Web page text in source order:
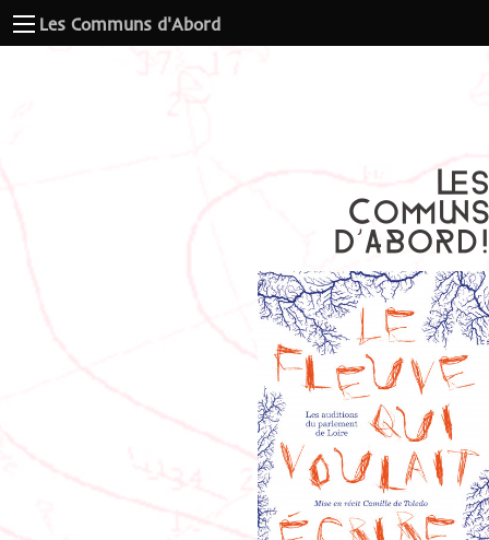
Les Communs d'Abord